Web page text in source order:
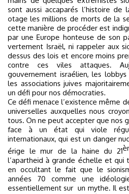
sont aussi accaparés l’histoire de
otage les millions de morts de la
cette manière de procéder est
par une Europe honteuse de son
vertement Israël, ni rappeler aux
dessus des lois et encore moins
contre ces viles attaques.
gouvernement israélien, les
les associations juives
un défi pour nos démocraties.
Ce défi menace l’existence même
universelles auxquelles nous
tous. On ne peut accepter que nos
face à un état qui viole
internationaux, qui est un danger
érige le mur de la haine du 21
l’apartheid à grande échelle et qui
en occultant le fait que le
années 70 comme une
essentiellement sur un mythe. Il